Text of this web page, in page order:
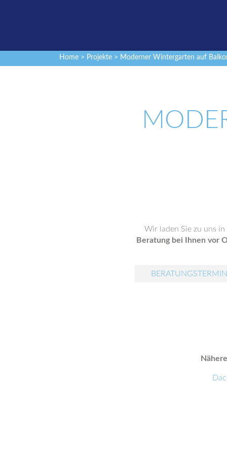
Home > Projekte > Moderner Wintergarten auf
Wir laden Sie zu uns
Beratung bei Ihnen vor